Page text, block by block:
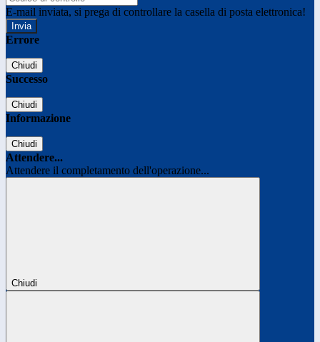
E-mail inviata, si prega di controllare la casella di posta elettronica!
Errore
Chiudi
Successo
Chiudi
Informazione
Chiudi
Attendere...
Attendere il completamento dell'operazione...
Chiudi